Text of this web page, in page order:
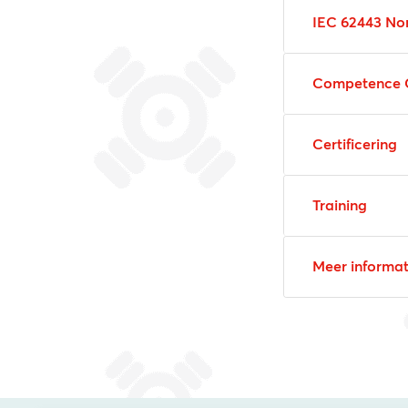
IEC 62443
Competence
Certificering
Training
Meer